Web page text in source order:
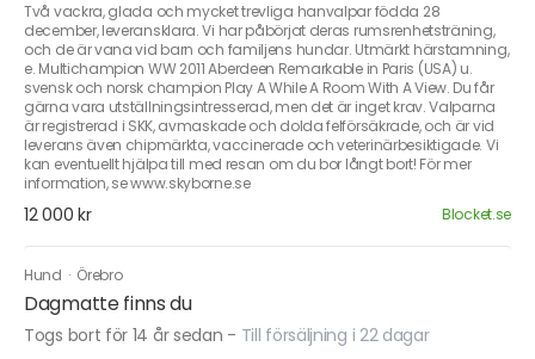
Två vackra, glada och mycket trevliga hanvalpar födda 28
december, leveransklara. Vi har påbörjat deras rumsrenhetsträning,
och de är vana vid barn och familjens hundar. Utmärkt härstamning,
e. Multichampion WW 2011 Aberdeen Remarkable in Paris (USA) u.
svensk och norsk champion Play A While A Room With A View. Du får
gärna vara utställningsintresserad, men det är inget krav. Valparna
är registrerad i SKK, avmaskade och dolda felförsäkrade, och är vid
leverans även chipmärkta, vaccinerade och veterinärbesiktigade. Vi
kan eventuellt hjälpa till med resan om du bor långt bort! För mer
information, se www.skyborne.se
12 000 kr Blocket.se
Hund · Örebro
Dagmatte finns du
Togs bort för 14 år sedan - Till försäljning i 22 dagar